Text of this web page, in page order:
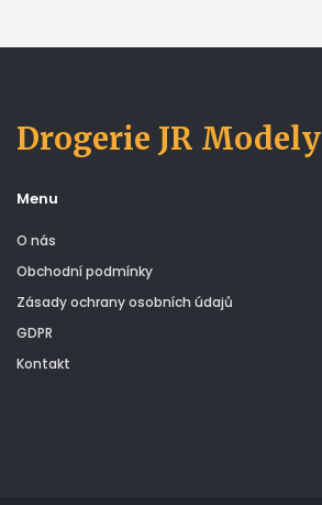
Drogerie JR Modely
Menu
O nás
Obchodní podmínky
Zásady ochrany osobních údajů
GDPR
Kontakt